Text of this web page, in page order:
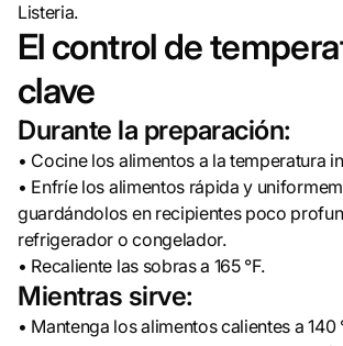
Listeria.
El control de
clave
Durante la preparación:
• Cocine los alimentos a la temperatura
• Enfríe los alimentos rápida y
guardándolos en recipientes poco
refrigerador o congelador.
• Recaliente las sobras a 165 °F.
Mientras sirve:
• Mantenga los alimentos calientes a 140